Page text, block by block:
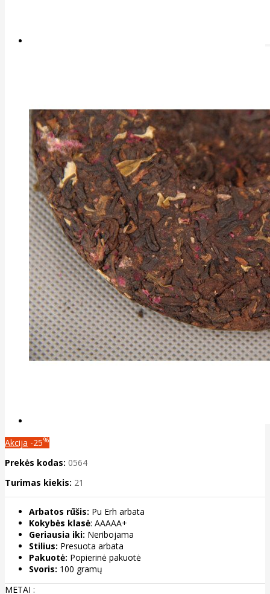
Akcija -25%
Prekės kodas: 0564
Turimas kiekis: 21
Arbatos rūšis: Pu Erh arbata
Kokybės klasė: AAAAA+
Geriausia iki: Neribojama
Stilius: Presuota arbata
Pakuotė: Popierinė pakuotė
Svoris: 100 gramų
METAI :